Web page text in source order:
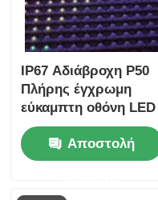
IP67 Αδιάβροχη P50
Πλήρης έγχρωμη
εύκαμπτη οθόνη LED
κουρτίνας εξωτερικού
χώρου για πρόσοψη
κτιρίου
Αποστολή